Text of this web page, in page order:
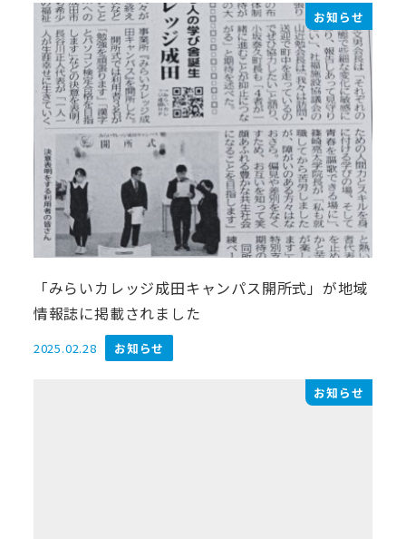
お知らせ
「みらいカレッジ成田キャンパス開所式」が地域
情報誌に掲載されました
投稿日
2025.02.28 お知らせ
お知らせ